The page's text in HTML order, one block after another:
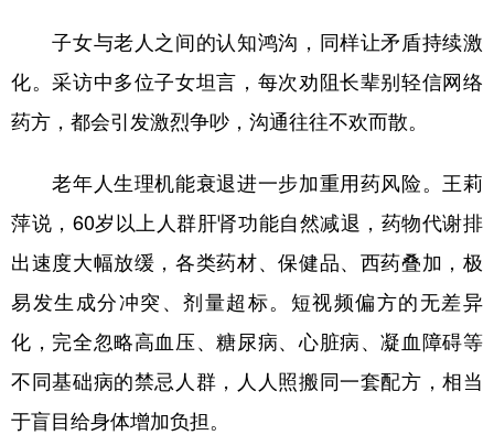
子女与老人之间的认知鸿沟，同样让矛盾持续激
化。采访中多位子女坦言，每次劝阻长辈别轻信网络
药方，都会引发激烈争吵，沟通往往不欢而散。
老年人生理机能衰退进一步加重用药风险。王莉
萍说，60岁以上人群肝肾功能自然减退，药物代谢排
出速度大幅放缓，各类药材、保健品、西药叠加，极
易发生成分冲突、剂量超标。短视频偏方的无差异
化，完全忽略高血压、糖尿病、心脏病、凝血障碍等
不同基础病的禁忌人群，人人照搬同一套配方，相当
于盲目给身体增加负担。